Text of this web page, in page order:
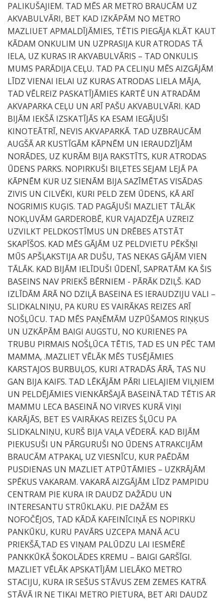
PALIKUŠAJIEM. TAD MĒS AR METRO BRAUCĀM UZ
AKVABULVĀRI, BET KAD IZKĀPĀM NO METRO
MAZLIUET APMALDĪJĀMIES, TĒTIS PIEGĀJA KLĀT KAUT
KĀDAM ONKULIM UN UZPRASIJA KUR ATRODAS TĀ
IELA, UZ KURAS IR AKVABULVĀRIS – TAD ONKULIS
MUMS PARĀDIJA CEĻU. TAD PA CELIŅU MĒS AIZGĀJĀM
LĪDZ VIENAI IELAI UZ KURAS ATRODAS LIELA MĀJA,
TAD VĒLREIZ PASKATĪJĀMIES KARTĒ UN ATRADĀM
AKVAPARKA CEĻU UN ARĪ PAŠU AKVABULVĀRI. KAD
BIJĀM IEKŠĀ IZSKATĪJĀS KA ESAM IEGĀJUŠI
KINOTEĀTRĪ, NEVIS AKVAPARKĀ. TAD UZBRAUCĀM
AUGŠĀ AR KUSTĪGĀM KĀPNĒM UN IERAUDZĪJĀM
NORĀDES, UZ KURĀM BIJA RAKSTĪTS, KUR ATRODAS
ŪDENS PARKS. NOPIRKUŠI BIĻETES SEJAM LEJĀ PA
KĀPNĒM KUR UZ SIENĀM BIJA SAZĪMĒTAS VISĀDAS
ZIVIS UN CILVĒKI, KURI PELD ZEM ŪDENS, KĀ ARĪ
NOGRIMIS KUĢIS. TAD PAGĀJUŠI MAZLIET TĀLĀK
NOKĻUVĀM GARDEROBĒ, KUR VAJADZĒJA UZREIZ
UZVILKT PELDKOSTĪMUS UN DRĒBES ATSTĀT
SKAPĪŠOS. KAD MĒS GĀJĀM UZ PELDVIETU PĒKŠŅI
MŪS APŠĻAKSTIJA AR DUŠU, TAS NEKAS GĀJĀM VIEN
TĀLĀK. KAD BIJĀM IELĪDUŠI ŪDENĪ, SAPRATĀM KA ŠIS
BASEINS NAV PRIEKŠ BĒRNIEM - PĀRĀK DZIĻŠ. KAD
IZLĪDĀM ĀRĀ NO DZIĻĀ BASEINA ES IERAUDZIJU VALI –
SLIDKALNIŅU, PA KURU ES VAIRĀKAS REIZES ARĪ
NOŠĻŪCU. TAD MĒS PAŅĒMĀM UZPŪŠAMOS RIŅĶUS
UN UZKĀPĀM BAIGI AUGSTU, NO KURIENES PA
TRUBU PIRMAIS NOŠĻŪCA TĒTIS, TAD ES UN PĒC TAM
MAMMA, .MAZLIET VĒLĀK MĒS TUSĒJĀMIES
KARSTAJOS BURBUĻOS, KURI ATRADĀS ĀRĀ, TAS NU
GAN BIJA KAIFS. TAD LĒKĀJĀM PĀRI LIELAJIEM VIĻŅIEM
UN PELDĒJĀMIES VIENKĀRŠAJĀ BASEINĀ.TAD TĒTIS AR
MAMMU LECA BASEINĀ NO VIRVES KURĀ VIŅI
KARĀJĀS, BET ES VAIRĀKAS REIZES ŠĻŪCU PA
SLIDKALNIŅU, KURŠ BIJA VAĻA VĒDERĀ. KAD BIJĀM
PIEKUSUŠI UN PĀRGURUŠI NO ŪDENS ATRAKCIJĀM
BRAUCĀM ATPAKAĻ UZ VIESNĪCU, KUR PAĒDĀM
PUSDIENAS UN MAZLIET ATPŪTĀMIES – UZKRĀJĀM
SPĒKUS VAKARAM. VAKARĀ AIZGĀJĀM LĪDZ PAMPIDU
CENTRAM PIE KURA IR DAUDZ DAŽĀDU UN
INTERESANTU STRŪKLAKU. PIE DAŽĀM ES
NOFOČĒJOS, TAD KĀDĀ KAFEINĪCIŅĀ ES NOPIRKU
PANKŪKU, KURU PAVĀRS UZCEPA MANĀ ACU
PRIEKŠĀ,TAD ES VIŅAM PALŪDZU LAI IESMĒRĒ
PANKKŪKĀ ŠOKOLĀDES KREMU – BAIGI GARŠĪGI.
MAZLIET VĒLĀK APSKATĪJĀM LIELĀKO METRO
STACIJU, KURA IR SEŠUS STĀVUS ZEM ZEMES KATRĀ
STĀVĀ IR NE TIKAI METRO PIETURA, BET ARI DAUDZ